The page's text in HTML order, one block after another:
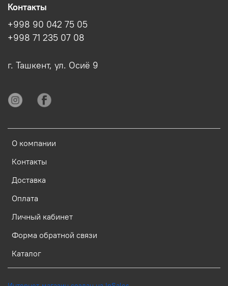
О компании
Контакты
Доставка
Оплата
Личный кабинет
Форма обратной связи
Каталог
Контакты
+998 90 042 75 05
+998 71 235 07 08
г. Ташкент, ул. Осиё 9